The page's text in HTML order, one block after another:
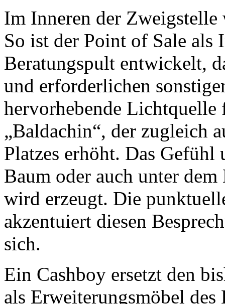
Im Inneren der
So ist der Point of Sale als
Beratungspult entwickelt,
und erforderlichen
hervorhebende Lichtquelle
„Baldachin“, der zugleich
Platzes erhöht. Das
Baum oder auch unter
wird erzeugt. Die
akzentuiert diesen
sich.
Ein Cashboy ersetzt den
als Erweiterungsmöbel